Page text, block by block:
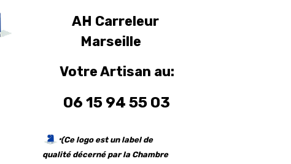
AH Carreleur
Marseille
Votre Artisan au:
06 15 94 55 03
*(Ce logo est un label de
qualité décerné par la Chambre